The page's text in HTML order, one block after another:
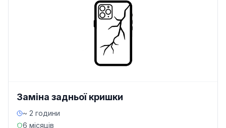
Заміна задньої кришки
~ 2 години
6 місяців